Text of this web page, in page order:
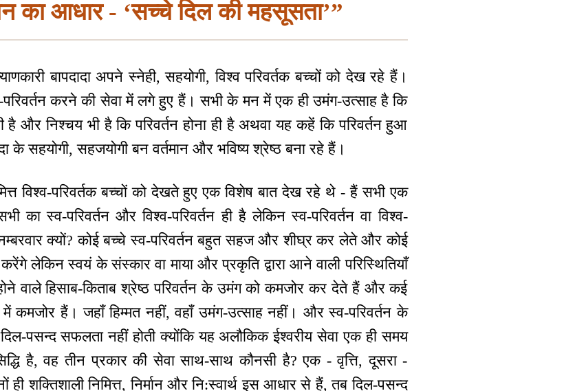
का आधार - ‘सच्चे दिल की महसूसता’”
बापदादा अपने स्नेही, सहयोगी, विश्व परिवर्तक बच्चों को देख रहे हैं।
परिवर्तन करने की सेवा में लगे हुए हैं। सभी के मन में एक ही उमंग-उत्साह है कि
है और निश्चय भी है कि परिवर्तन होना ही है अथवा यह कहें कि परिवर्तन हुआ
के सहयोगी, सहजयोगी बन वर्तमान और भविष्य श्रेष्ठ बना रहे हैं।
विश्व-परिवर्तक बच्चों को देखते हुए एक विशेष बात देख रहे थे - हैं सभी एक
का स्व-परिवर्तन और विश्व-परिवर्तन ही है लेकिन स्व-परिवर्तन वा विश्व-
नम्बरवार क्यों? कोई बच्चे स्व-परिवर्तन बहुत सहज और शीघ्र कर लेते और कोई
लेकिन स्वयं के संस्कार वा माया और प्रकृति द्वारा आने वाली परिस्थितियाँ
होने वाले हिसाब-किताब श्रेष्ठ परिवर्तन के उमंग को कमजोर कर देते हैं और कई
में कमजोर हैं। जहाँ हिम्मत नहीं, वहाँ उमंग-उत्साह नहीं। और स्व-परिवर्तन के
दिल-पसन्द सफलता नहीं होती क्योंकि यह अलौकिक ईश्वरीय सेवा एक ही समय
है, वह तीन प्रकार की सेवा साथ-साथ कौनसी है? एक - वृत्ति, दूसरा -
ही शक्तिशाली निमित्त, निर्मान और नि:स्वार्थ इस आधार से हैं, तब दिल-पसन्द